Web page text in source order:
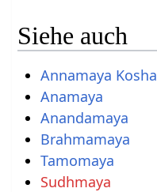
Siehe auch
Annamaya Kosha
Anamaya
Anandamaya
Brahmamaya
Tamomaya
Sudhmaya